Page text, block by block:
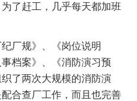
了赶工，几乎每天都加班
厂规》、《岗位说明
档案》、《消防演习预
了两次大规模的消防演
合查厂工作，而且也完善